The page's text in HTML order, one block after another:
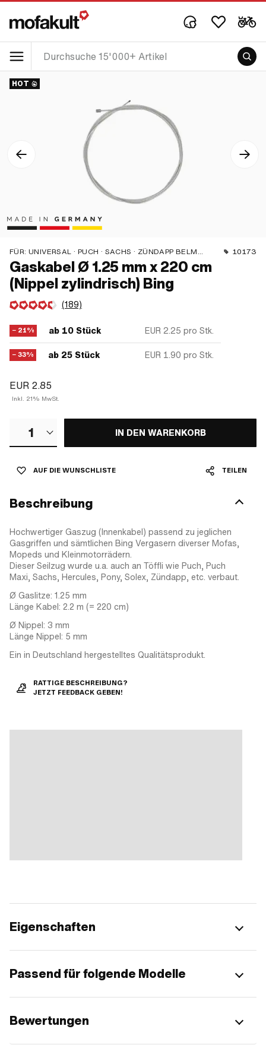
HOT
FÜR: UNIVERSAL · PUCH · SACHS · ZÜNDAPP BELMONDO · TOMOS · ALPA CHOPPER / TURBO · DKW · ILO / JLO · KREIDLER · MBK / MOTOBÉCANE · MIELE · MONARK · VICTORIA · ZÜNDAPP 10173
Gaskabel Ø 1.25 mm x 220 cm
(Nippel zylindrisch) Bing
(189)
− 21% ab 10 Stück EUR 2.25 pro Stk.
− 33% ab 25 Stück EUR 1.90 pro Stk.
EUR 2.85
Inkl. 21% MwSt.
1 IN DEN WARENKORB
AUF DIE WUNSCHLISTE TEILEN
Beschreibung
Hochwertiger Gaszug (Innenkabel) passend zu jeglichen
Gasgriffen und sämtlichen Bing Vergasern diverser Mofas,
Mopeds und Kleinmotorrädern.
Dieser Seilzug wurde u.a. auch an Töffli wie Puch, Puch
Maxi, Sachs, Hercules, Pony, Solex, Zündapp, etc. verbaut.
Ø Gaslitze: 1.25 mm
Länge Kabel: 2.2 m (= 220 cm)
Ø Nippel: 3 mm
Länge Nippel: 5 mm
Ein in Deutschland hergestelltes Qualitätsprodukt.
RATTIGE BESCHREIBUNG?
JETZT FEEDBACK GEBEN!
Eigenschaften
Passend für folgende Modelle
Bewertungen